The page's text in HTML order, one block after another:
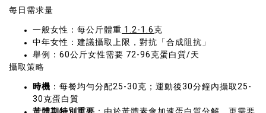
每日需求量
一般女性：每公斤體重 1.2-1.6克
中年女性：建議攝取上限，對抗「合成阻抗」
舉例：60公斤女性需要 72-96克蛋白質/天
攝取策略
時機 ：每餐均勻分配25-30克；運動後30分鐘內攝取25-
30克蛋白質